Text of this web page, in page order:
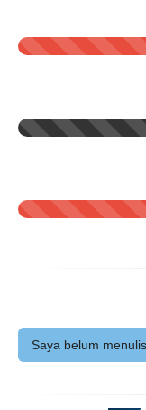
Saya belum